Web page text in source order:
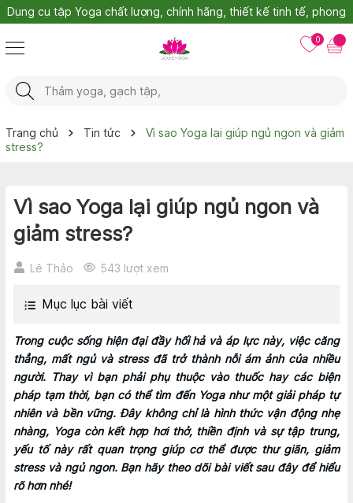
Bảo hành 1 đổi 1
0
Trang chủ Tin tức
Vì sao Yoga lại giúp ngủ ngon và giảm
stress?
Vì sao Yoga lại giúp ngủ ngon và
giảm stress?
Lê Thảo 543 lượt xem
Mục lục bài viết
Trong cuộc sống hiện đại đầy hối hả và áp lực này, việc căng
thẳng, mất ngủ và stress đã trở thành nỗi ám ảnh của nhiều
người. Thay vì bạn phải phụ thuộc vào thuốc hay các biện
pháp tạm thời, bạn có thể tìm đến Yoga như một giải pháp tự
nhiên và bền vững. Đây không chỉ là hình thức vận động nhẹ
nhàng, Yoga còn kết hợp hơi thở, thiền định và sự tập trung,
yếu tố này rất quan trọng giúp cơ thể được thư giãn, giảm
stress và ngủ ngon. Bạn hãy theo dõi bài viết sau đây để hiểu
rõ hơn nhé!